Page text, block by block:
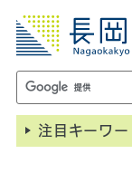
注目キーワー